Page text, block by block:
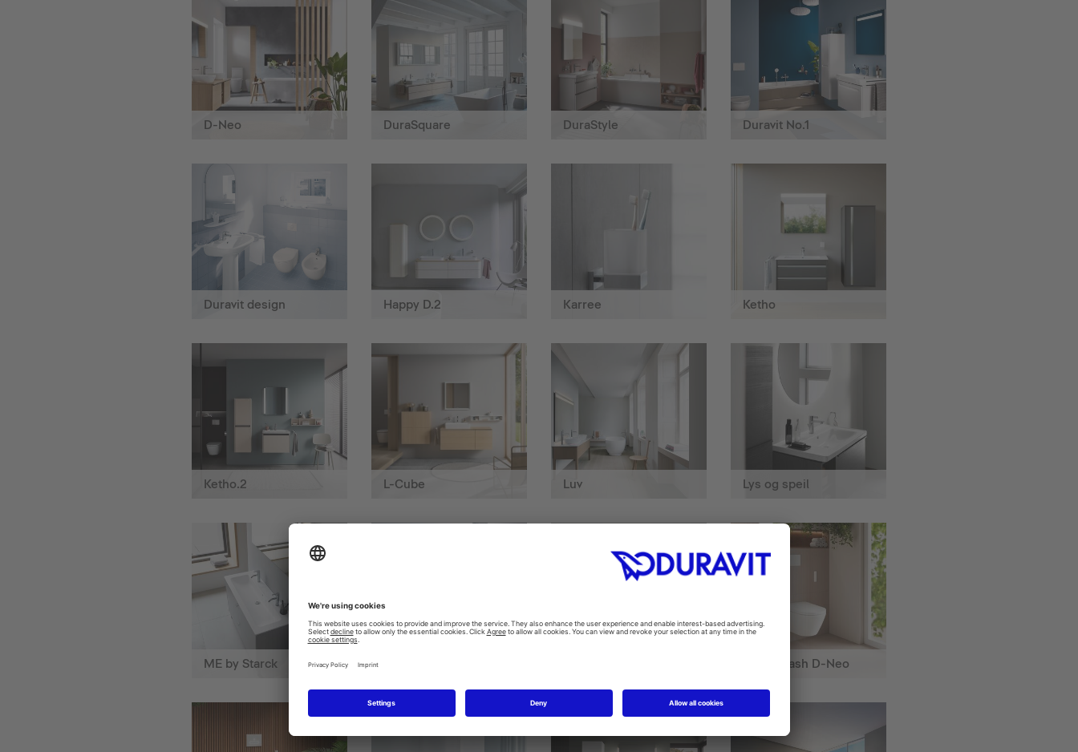
D-Neo DuraSquare DuraStyle Duravit No.1
Duravit design Happy D.2 Karree Ketho
Ketho.2 L-Cube Luv Lys og speil
ME by Starck SensoWash D-Neo